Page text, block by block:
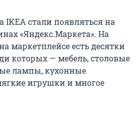
IKEA стали появляться на
«Яндекс.Маркета». На
маркетплейсе есть десятки
которых — мебель, столовые
лампы, кухонные
игрушки и многое